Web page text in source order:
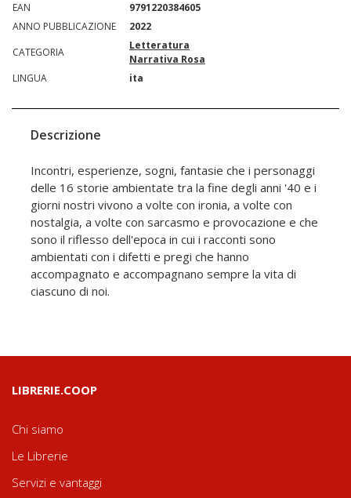
EAN
9791220384605
ANNO PUBBLICAZIONE
2022
CATEGORIA
Letteratura
Narrativa Rosa
LINGUA
ita
Descrizione
Incontri, esperienze, sogni, fantasie che i personaggi
delle 16 storie ambientate tra la fine degli anni '40 e i
giorni nostri vivono a volte con ironia, a volte con
nostalgia, a volte con sarcasmo e provocazione e che
sono il riflesso dell'epoca in cui i racconti sono
ambientati con i difetti e pregi che hanno
accompagnato e accompagnano sempre la vita di
ciascuno di noi.
LIBRERIE.COOP
Chi siamo
Le Librerie
Servizi e vantaggi